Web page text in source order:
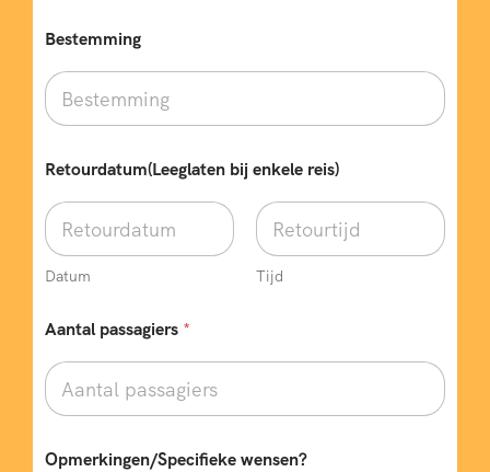
a
t
u
m
*
i
)
Bestemming
Retourdatum(Leeglaten bij enkele reis)
Datum Tijd
Aantal passagiers *
Opmerkingen/Specifieke wensen?